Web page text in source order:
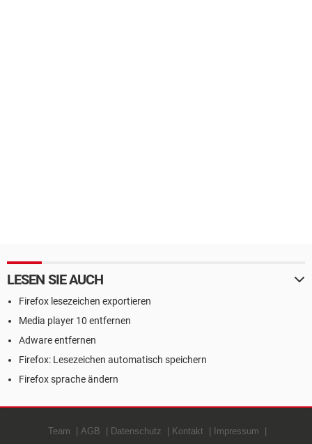
LESEN SIE AUCH
Firefox lesezeichen exportieren
Media player 10 entfernen
Adware entfernen
Firefox: Lesezeichen automatisch speichern
Firefox sprache ändern
Team AGB Datenschutz Kontakt Impressum